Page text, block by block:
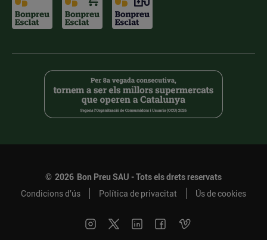
© 2026 Bon Preu SAU - Tots els drets reservats
Condicions d’ús
Política de privacitat Ús de cookies